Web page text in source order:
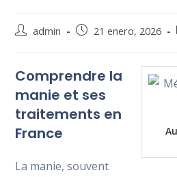
Autor
entrada:
admin
Publicación
entrada:
21 enero, 2026
Comprendre la
manie et ses
traitements en
France
La manie, souvent